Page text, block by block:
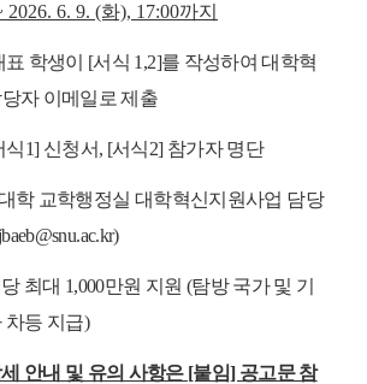
2026. 6. 9. (화), 17:00까지
표 학생이 [서식 1,2]를 작성하여 대학혁
자 이메일로 제출
1] 신청서, [서식2] 참가자 명단
학 교학행정실 대학혁신지원사업 담당
최대 1,000만원 지원 (탐방 국가 및 기
차등 지급)
안내 및 유의 사항은 [붙임] 공고문 참